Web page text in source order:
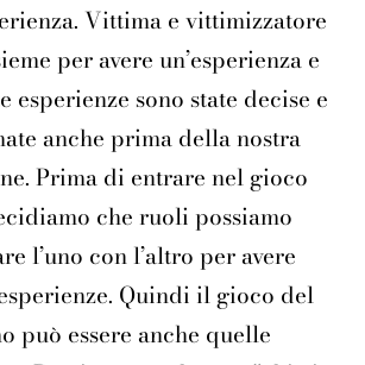
Vittima e vittimizzatore
per avere un’esperienza e
esperienze sono state decise e
anche prima della nostra
Prima di entrare nel gioco
che ruoli possiamo
l’uno con l’altro per avere
Quindi il gioco del
può essere anche quelle